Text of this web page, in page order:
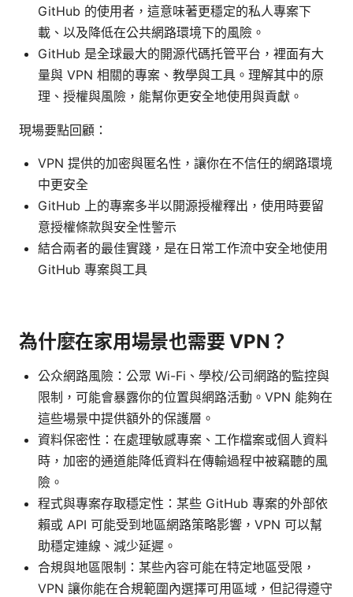
GitHub 的使用者，這意味著更穩定的私人專案下
載、以及降低在公共網路環境下的風險。
GitHub 是全球最大的開源代碼托管平台，裡面有大
量與 VPN 相關的專案、教學與工具。理解其中的原
理、授權與風險，能幫你更安全地使用與貢獻。
現場要點回顧：
VPN 提供的加密與匿名性，讓你在不信任的網路環境
中更安全
GitHub 上的專案多半以開源授權釋出，使用時要留
意授權條款與安全性警示
結合兩者的最佳實踐，是在日常工作流中安全地使用
GitHub 專案與工具
為什麼在家用場景也需要 VPN？
公众網路風險：公眾 Wi-Fi、學校/公司網路的監控與
限制，可能會暴露你的位置與網路活動。VPN 能夠在
這些場景中提供額外的保護層。
資料保密性：在處理敏感專案、工作檔案或個人資料
時，加密的通道能降低資料在傳輸過程中被竊聽的風
險。
程式與專案存取穩定性：某些 GitHub 專案的外部依
賴或 API 可能受到地區網路策略影響，VPN 可以幫
助穩定連線、減少延遲。
合規與地區限制：某些內容可能在特定地區受限，
VPN 讓你能在合規範圍內選擇可用區域，但記得遵守